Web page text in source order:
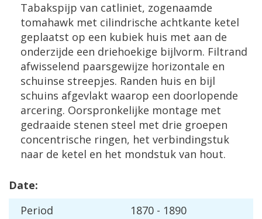
Tabakspijp van catliniet, zogenaamde
tomahawk met cilindrische achtkante ketel
geplaatst op een kubiek huis met aan de
onderzijde een driehoekige bijlvorm. Filtrand
afwisselend paarsgewijze horizontale en
schuinse streepjes. Randen huis en bijl
schuins afgevlakt waarop een doorlopende
arcering. Oorspronkelijke montage met
gedraaide stenen steel met drie groepen
concentrische ringen, het verbindingstuk
naar de ketel en het mondstuk van hout.
Date:
Period
1870 - 1890